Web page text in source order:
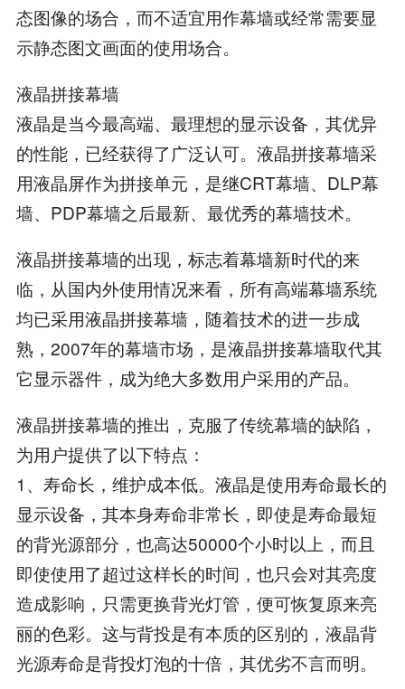
态图像的场合，而不适宜用作幕墙或经常需要显
示静态图文画面的使用场合。
液晶拼接幕墙
液晶是当今最高端、最理想的显示设备，其优异
的性能，已经获得了广泛认可。液晶拼接幕墙采
用液晶屏作为拼接单元，是继CRT幕墙、DLP幕
墙、PDP幕墙之后最新、最优秀的幕墙技术。
液晶拼接幕墙的出现，标志着幕墙新时代的来
临，从国内外使用情况来看，所有高端幕墙系统
均已采用液晶拼接幕墙，随着技术的进一步成
熟，2007年的幕墙市场，是液晶拼接幕墙取代其
它显示器件，成为绝大多数用户采用的产品。
液晶拼接幕墙的推出，克服了传统幕墙的缺陷，
为用户提供了以下特点：
1、寿命长，维护成本低。液晶是使用寿命最长的
显示设备，其本身寿命非常长，即使是寿命最短
的背光源部分，也高达50000个小时以上，而且
即使使用了超过这样长的时间，也只会对其亮度
造成影响，只需更换背光灯管，便可恢复原来亮
丽的色彩。这与背投是有本质的区别的，液晶背
光源寿命是背投灯泡的十倍，其优劣不言而明。